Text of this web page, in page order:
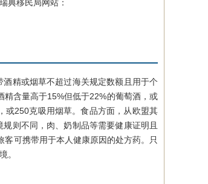
典移民局网站：
精或烟草不超过海关规定数额且用于个
含量高于15%但低于22%的葡萄酒，或
或250克吸用烟草。食品方面，从欧盟其
则不同，肉、奶制品等需要健康证明且
可携带用于本人健康原因的处方药。只
。